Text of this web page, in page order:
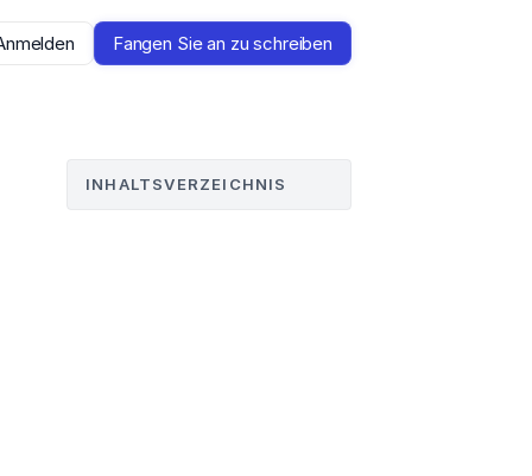
Fangen Sie an zu schreiben
INHALTSVERZEICHNIS